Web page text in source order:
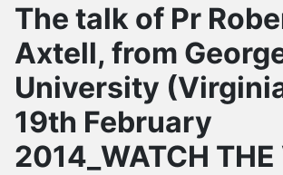
The talk of Pr
Axtell, from
University
19th February
2014_WATCH THE